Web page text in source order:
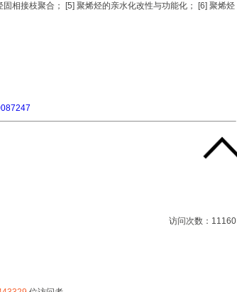
相接枝聚合； [5] 聚烯烃的亲水化改性与功能化； [6] 聚烯烃
访问次数：11160